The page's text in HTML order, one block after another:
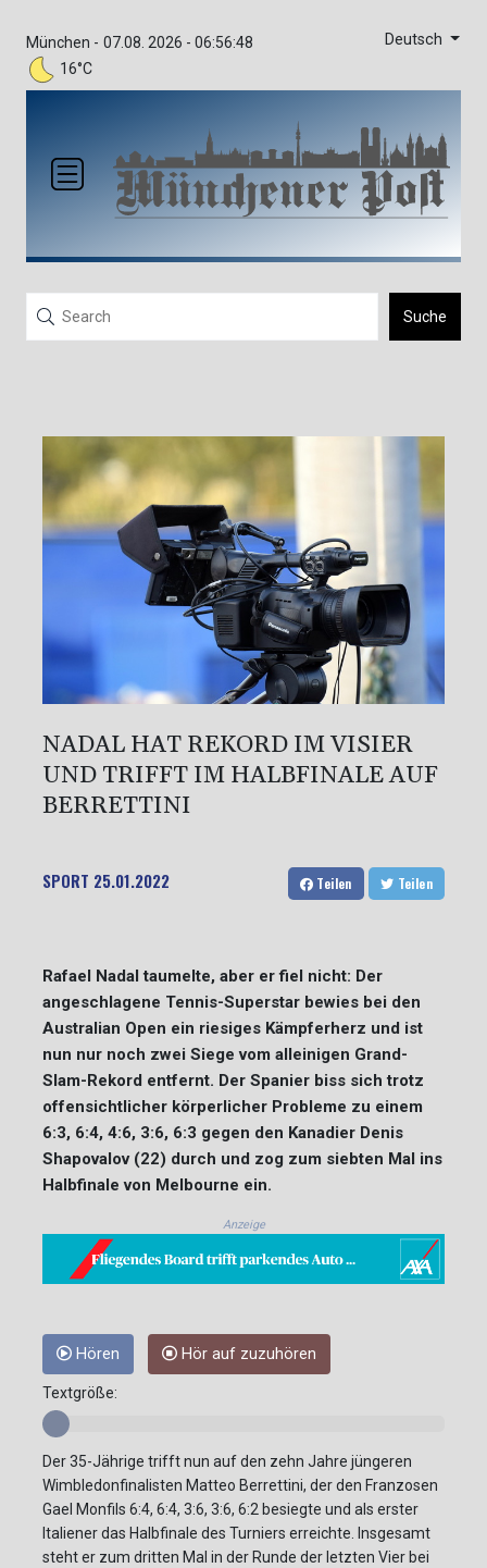
München -
16°C
07.08. 2026 - 06:56:48 Deutsch
Suche
NADAL HAT REKORD IM VISIER
UND TRIFFT IM HALBFINALE AUF
BERRETTINI
SPORT 25.01.2022 Teilen Teilen
Rafael Nadal taumelte, aber er fiel nicht: Der
angeschlagene Tennis-Superstar bewies bei den
Australian Open ein riesiges Kämpferherz und ist
nun nur noch zwei Siege vom alleinigen Grand-
Slam-Rekord entfernt. Der Spanier biss sich trotz
offensichtlicher körperlicher Probleme zu einem
6:3, 6:4, 4:6, 3:6, 6:3 gegen den Kanadier Denis
Shapovalov (22) durch und zog zum siebten Mal ins
Halbfinale von Melbourne ein.
Anzeige
Hören Hör auf zuzuhören
Textgröße:
Der 35-Jährige trifft nun auf den zehn Jahre jüngeren
Wimbledonfinalisten Matteo Berrettini, der den Franzosen
Gael Monfils 6:4, 6:4, 3:6, 3:6, 6:2 besiegte und als erster
Italiener das Halbfinale des Turniers erreichte. Insgesamt
steht er zum dritten Mal in der Runde der letzten Vier bei